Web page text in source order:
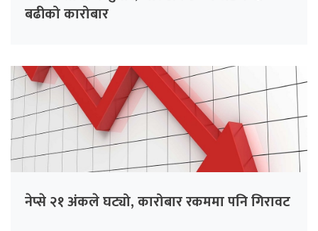
बढीको कारोबार
नेप्से २१ अंकले घट्यो, कारोबार रकममा पनि गिरावट